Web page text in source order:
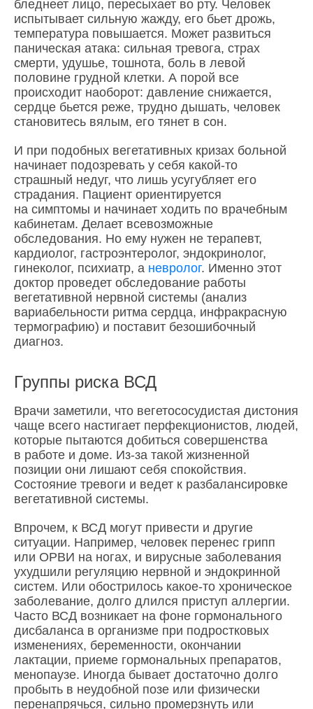
бледнеет лицо, пересыхает во рту. Человек
испытывает сильную жажду, его бьет дрожь,
температура повышается. Может развиться
паническая атака: сильная тревога, страх
смерти, удушье, тошнота, боль в левой
половине грудной клетки. А порой все
происходит наоборот: давление снижается,
сердце бьется реже, трудно дышать, человек
становитесь вялым, его тянет в сон.
И при подобных вегетативных кризах больной
начинает подозревать у себя какой-то
страшный недуг, что лишь усугубляет его
страдания. Пациент ориентируется
на симптомы и начинает ходить по врачебным
кабинетам. Делает всевозможные
обследования. Но ему нужен не терапевт,
кардиолог, гастроэнтеролог, эндокринолог,
гинеколог, психиатр, а невролог. Именно этот
доктор проведет обследование работы
вегетативной нервной системы (анализ
вариабельности ритма сердца, инфракрасную
термографию) и поставит безошибочный
диагноз.
Группы риска ВСД
Врачи заметили, что вегетососудистая дистония
чаще всего настигает перфекционистов, людей,
которые пытаются добиться совершенства
в работе и доме. Из-за такой жизненной
позиции они лишают себя спокойствия.
Состояние тревоги и ведет к разбалансировке
вегетативной системы.
Впрочем, к ВСД могут привести и другие
ситуации. Например, человек перенес грипп
или ОРВИ на ногах, и вирусные заболевания
ухудшили регуляцию нервной и эндокринной
систем. Или обострилось какое-то хроническое
заболевание, долго длился приступ аллергии.
Часто ВСД возникает на фоне гормонального
дисбаланса в организме при подростковых
изменениях, беременности, окончании
лактации, приеме гормональных препаратов,
менопаузе. Иногда бывает достаточно долго
пробыть в неудобной позе или физически
перенапрячься, сильно промерзнуть или